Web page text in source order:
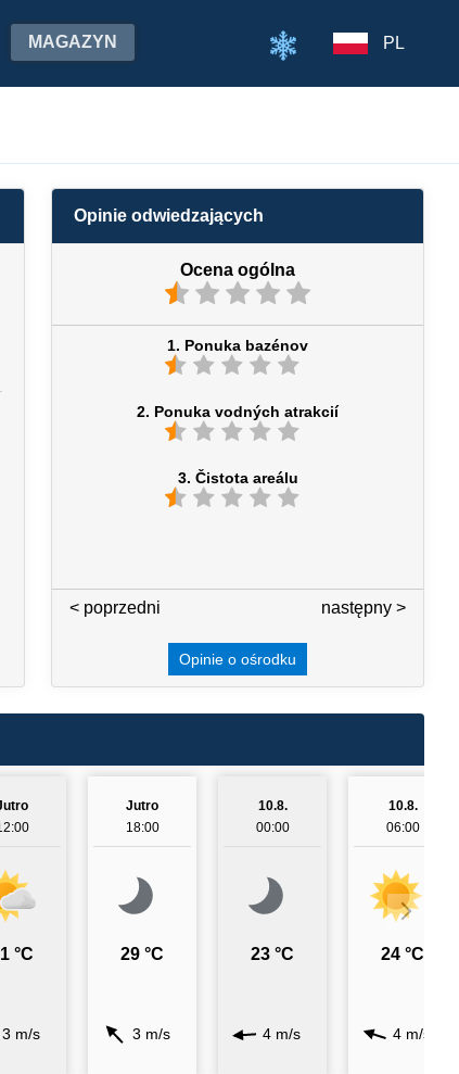
MAGAZYN PL
Opinie odwiedzających
Ocena ogólna
1. Ponuka bazénov
2. Ponuka vodných atrakcií
3. Čistota areálu
następny >
< poprzedni
Opinie o ośrodku
°C
3 m/s
Jutro
18:00
29 °C
3 m/s
10.8.
00:00
23 °C
4 m/s
10.8.
06:00
24 °C
4 m/s